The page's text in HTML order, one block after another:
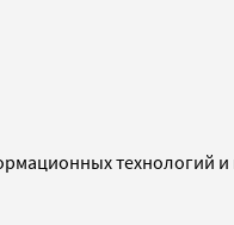
технологий